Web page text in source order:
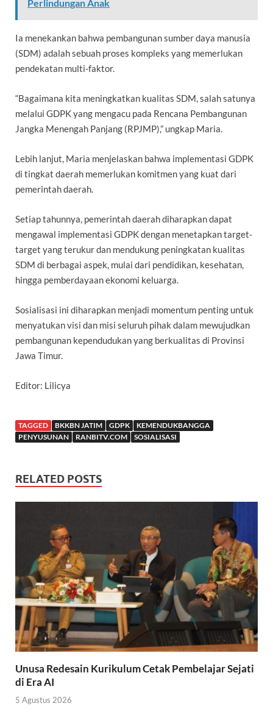
Perlindungan Anak
Ia menekankan bahwa pembangunan sumber daya manusia
(SDM) adalah sebuah proses kompleks yang memerlukan
pendekatan multi-faktor.
“Bagaimana kita meningkatkan kualitas SDM, salah satunya
melalui GDPK yang mengacu pada Rencana Pembangunan
Jangka Menengah Panjang (RPJMP),” ungkap Maria.
Lebih lanjut, Maria menjelaskan bahwa implementasi GDPK
di tingkat daerah memerlukan komitmen yang kuat dari
pemerintah daerah.
Setiap tahunnya, pemerintah daerah diharapkan dapat
mengawal implementasi GDPK dengan menetapkan target-
target yang terukur dan mendukung peningkatan kualitas
SDM di berbagai aspek, mulai dari pendidikan, kesehatan,
hingga pemberdayaan ekonomi keluarga.
Sosialisasi ini diharapkan menjadi momentum penting untuk
menyatukan visi dan misi seluruh pihak dalam mewujudkan
pembangunan kependudukan yang berkualitas di Provinsi
Jawa Timur.
Editor: Lilicya
TAGGED BKKBN JATIM GDPK
KEMENDUKBANGGA
PENYUSUNAN
RANBITV.COM SOSIALISASI
RELATED POSTS
Unusa Redesain Kurikulum Cetak Pembelajar Sejati
di Era AI
5 Agustus 2026